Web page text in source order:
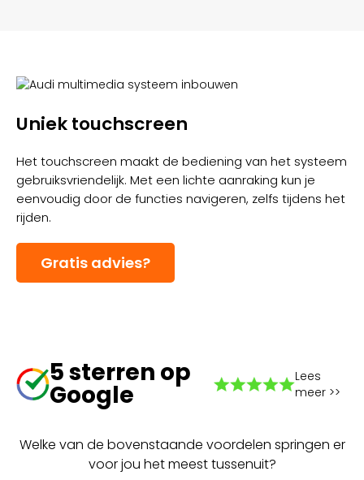
Uniek touchscreen
Het touchscreen maakt de bediening van het systeem
gebruiksvriendelijk. Met een lichte aanraking kun je
eenvoudig door de functies navigeren, zelfs tijdens het
rijden.
Gratis advies?
5 sterren op
Google
Lees
meer >>
Welke van de bovenstaande voordelen springen er
voor jou het meest tussenuit?